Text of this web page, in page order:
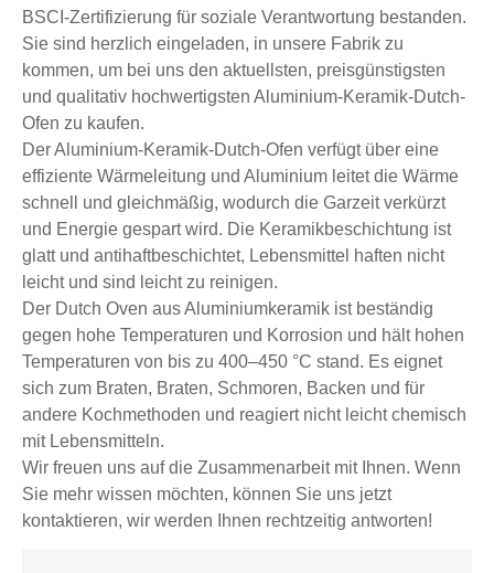
BSCI-Zertifizierung für soziale Verantwortung bestanden.
Sie sind herzlich eingeladen, in unsere Fabrik zu
kommen, um bei uns den aktuellsten, preisgünstigsten
und qualitativ hochwertigsten Aluminium-Keramik-Dutch-
Ofen zu kaufen.
Der Aluminium-Keramik-Dutch-Ofen verfügt über eine
effiziente Wärmeleitung und Aluminium leitet die Wärme
schnell und gleichmäßig, wodurch die Garzeit verkürzt
und Energie gespart wird. Die Keramikbeschichtung ist
glatt und antihaftbeschichtet, Lebensmittel haften nicht
leicht und sind leicht zu reinigen.
Der Dutch Oven aus Aluminiumkeramik ist beständig
gegen hohe Temperaturen und Korrosion und hält hohen
Temperaturen von bis zu 400–450 °C stand. Es eignet
sich zum Braten, Braten, Schmoren, Backen und für
andere Kochmethoden und reagiert nicht leicht chemisch
mit Lebensmitteln.
Wir freuen uns auf die Zusammenarbeit mit Ihnen. Wenn
Sie mehr wissen möchten, können Sie uns jetzt
kontaktieren, wir werden Ihnen rechtzeitig antworten!